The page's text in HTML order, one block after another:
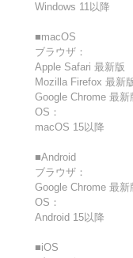
Windows 11以降
■macOS
ブラウザ：
Apple Safari 最新版
Mozilla Firefox 最新
Google Chrome 最新
OS：
macOS 15以降
■Android
ブラウザ：
Google Chrome 最新
OS：
Android 15以降
■iOS